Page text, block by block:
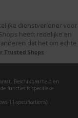
dienstverlener voor
heeft redelijke en
dat het om echte
Trusted Shops
Beschikbaarheid en
functies is specifieke
11-specifications).